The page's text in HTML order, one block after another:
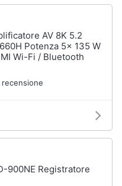
AV 8K 5.2
Potenza 5x 135 W
Wi-Fi / Bluetooth
recensione
900NE Registratore